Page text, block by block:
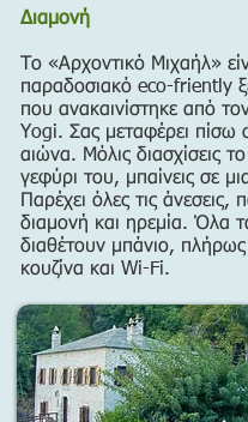
Διαμονή
Το «Αρχοντικό Μιχαήλ»
παραδοσιακό eco-friently
που ανακαινίστηκε από
Yogi. Σας μεταφέρει πίσω
αιώνα. Μόλις διασχίσεις
γεφύρι του, μπαίνεις σε
Παρέχει όλες τις άνεσεις,
διαμονή και ηρεμία. Όλα
διαθέτουν μπάνιο, πλήρως
κουζίνα και Wi-Fi.